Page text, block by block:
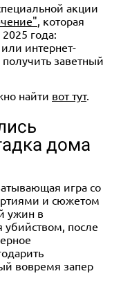
акции
, которая
года:
интернет-
заветный
найти вот тут.
дома
игра со
и сюжетом
ужин в
убийством, после
вовремя запер